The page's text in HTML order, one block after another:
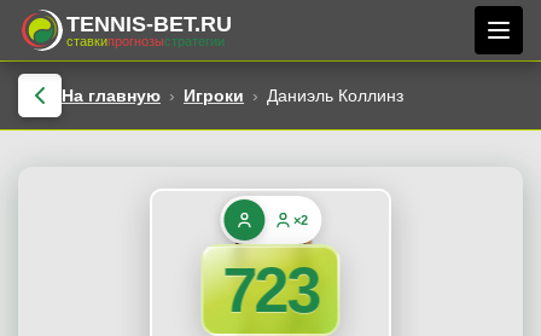
TENNIS-BET.RU
ставкипрогнозыстратегии
На главную Игроки Даниэль Коллинз
×2
723